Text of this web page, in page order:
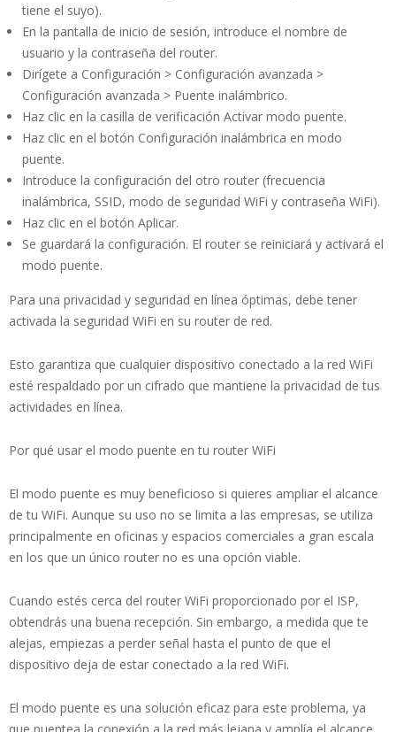
tiene el suyo).
En la pantalla de inicio de sesión, introduce el nombre de
usuario y la contraseña del router.
Dirígete a Configuración > Configuración avanzada >
Configuración avanzada > Puente inalámbrico.
Haz clic en la casilla de verificación Activar modo puente.
Haz clic en el botón Configuración inalámbrica en modo
puente.
Introduce la configuración del otro router (frecuencia
inalámbrica, SSID, modo de seguridad WiFi y contraseña WiFi).
Haz clic en el botón Aplicar.
Se guardará la configuración. El router se reiniciará y activará el
modo puente.
Para una privacidad y seguridad en línea óptimas, debe tener
activada la seguridad WiFi en su router de red.
Esto garantiza que cualquier dispositivo conectado a la red WiFi
esté respaldado por un cifrado que mantiene la privacidad de tus
actividades en línea.
Por qué usar el modo puente en tu router WiFi
El modo puente es muy beneficioso si quieres ampliar el alcance
de tu WiFi. Aunque su uso no se limita a las empresas, se utiliza
principalmente en oficinas y espacios comerciales a gran escala
en los que un único router no es una opción viable.
Cuando estés cerca del router WiFi proporcionado por el ISP,
obtendrás una buena recepción. Sin embargo, a medida que te
alejas, empiezas a perder señal hasta el punto de que el
dispositivo deja de estar conectado a la red WiFi.
El modo puente es una solución eficaz para este problema, ya
que puentea la conexión a la red más lejana y amplía el alcance.